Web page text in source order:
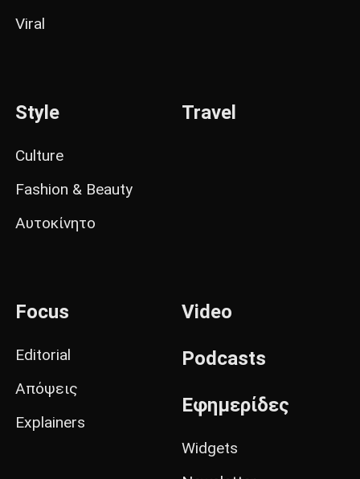
Viral
Style
Culture
Fashion & Beauty
Αυτοκίνητο
Travel
Focus
Editorial
Απόψεις
Explainers
Video
Podcasts
Εφημερίδες
Widgets